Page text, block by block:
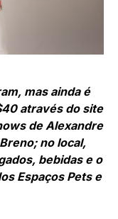
mas ainda é
através do site
de Alexandre
no local,
bebidas e o
Espaços Pets e